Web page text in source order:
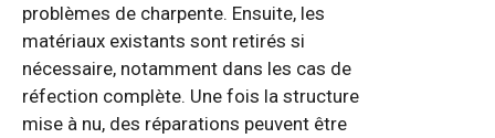
problèmes de charpente. Ensuite, les
matériaux existants sont retirés si
nécessaire, notamment dans les cas de
réfection complète. Une fois la structure
mise à nu, des réparations peuvent être